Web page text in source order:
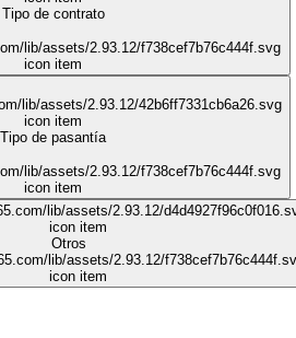
Tipo de contrato
Tipo de pasantía
Otros